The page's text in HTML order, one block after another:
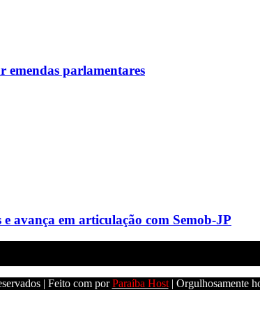
emendas parlamentares
avança em articulação com Semob-JP
| Feito com porParaíba Host| Orgulhosamente